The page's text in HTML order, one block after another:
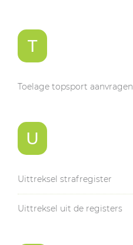
T
Toelage topsport aanvragen
U
Uittreksel strafregister
Uittreksel uit de registers